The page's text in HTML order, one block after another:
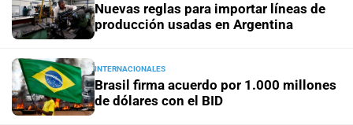
Alemania - Australia
Nuevas reglas para importar líneas de
producción usadas en Argentina
INTERNACIONALES
Brasil firma acuerdo por 1.000 millones
de dólares con el BID